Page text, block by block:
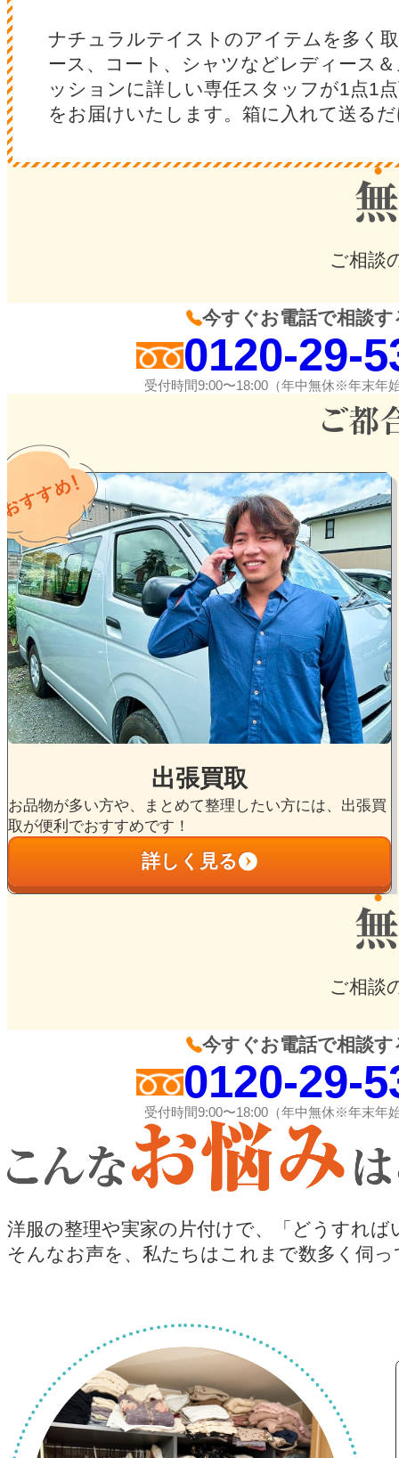
ナチュラルテイストのアイテムを多く
ース、コート、シャツなどレディース
ッションに詳しい専任スタッフが1点1
をお届けいたします。箱に入れて送る
ご相談
今すぐお電話で相談す
0120-29-
受付時間9:00〜18:00（年中無休※年末年
出張買取
お品物が多い方や、まとめて整理したい方には、出張買
取が便利でおすすめです！
詳しく見る
ル
ー
プ
リ
ン
ク
ご相談
今すぐお電話で相談す
0120-29-
受付時間9:00〜18:00（年中無休※年末年
洋服の整理や実家の片付けで、
「どうすれ
そんなお声を、私たちはこれまで数多く伺